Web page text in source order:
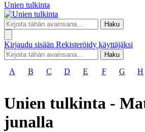
Unien tulkinta
Haku
Kirjaudu sisään Rekisteröidy käyttäjäksi
Haku
A B C D E F G H
Unien tulkinta -
junalla